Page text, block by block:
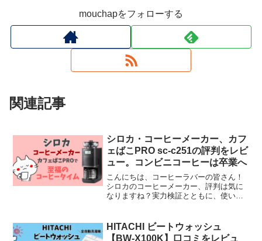
mouchapをフォローする
関連記事
シロカ・コーヒーメーカー、カフ
ェばこPRO sc-c251の評判をレビ
ュー。コンビニコーヒーは卒業へ
こんにちは、コーヒーラバーの皆さん！
シロカのコーヒーメーカー、評判は気に
なりますね？実力検証とともに、使い方
リアルな声をお届け。これからコーヒー
メーカーを選ぶ方には必見read more
HITACHI ビートウォッシュ
【BW-X100K】口コミをレビュ